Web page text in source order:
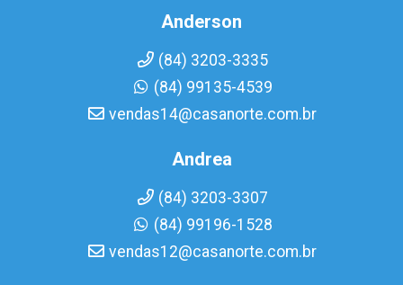
Anderson
(84) 3203-3335
(84) 99135-4539
vendas14@casanorte.com.br
Andrea
(84) 3203-3307
(84) 99196-1528
vendas12@casanorte.com.br